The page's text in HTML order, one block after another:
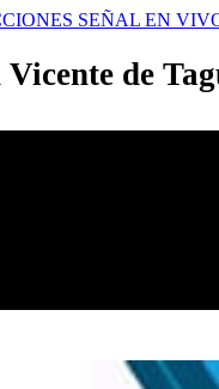
SEÑAL EN
de